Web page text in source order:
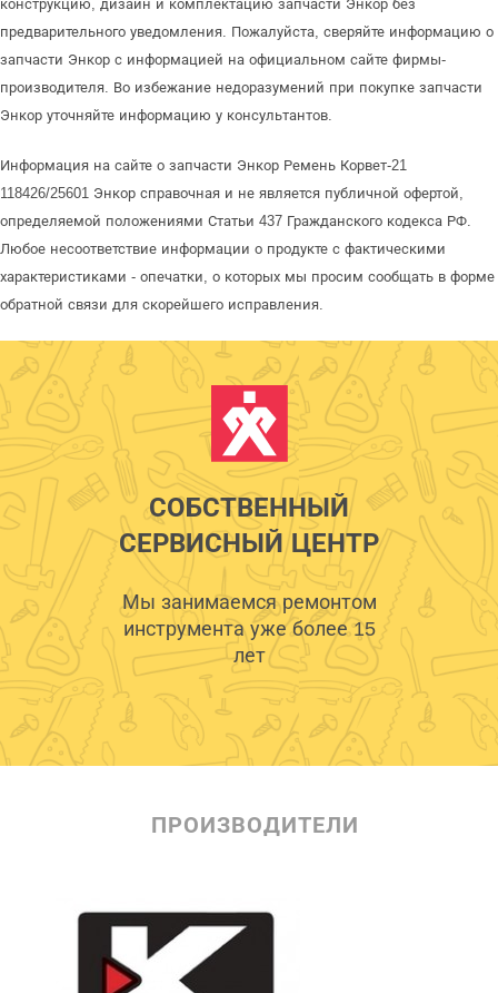
конструкцию, дизайн и комплектацию запчасти Энкор без
предварительного уведомления. Пожалуйста, сверяйте информацию о
запчасти Энкор с информацией на официальном сайте фирмы-
производителя. Во избежание недоразумений при покупке запчасти
Энкор уточняйте информацию у консультантов.
Информация на сайте о запчасти Энкор Ремень Корвет-21
118426/25601 Энкор справочная и не является публичной офертой,
определяемой положениями Статьи 437 Гражданского кодекса РФ.
Любое несоответствие информации о продукте с фактическими
характеристиками - опечатки, о которых мы просим сообщать в форме
обратной связи для скорейшего исправления.
СОБСТВЕННЫЙ
СЕРВИСНЫЙ ЦЕНТР
Мы занимаемся ремонтом
инструмента уже более 15
лет
ПРОИЗВОДИТЕЛИ